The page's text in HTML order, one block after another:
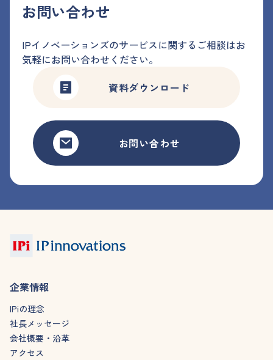
お問い合わせ
IPイノベーションズのサービスに関するご相談はお
気軽にお問い合わせください。
資料ダウンロード
お問い合わせ
企業情報
IPiの理念
社長メッセージ
会社概要・沿革
アクセス